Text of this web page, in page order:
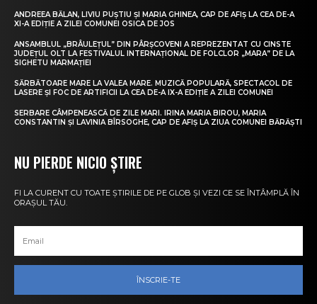
ANDREEA BĂLAN, LIVIU PUȘTIU ȘI MARIA GHINEA, CAP DE AFIȘ LA CEA DE-A
XI-A EDIȚIE A ZILEI COMUNEI OSICA DE JOS
ANSAMBLUL „BRÂULEȚUL” DIN PÂRȘCOVENI A REPREZENTAT CU CINSTE
JUDEȚUL OLT LA FESTIVALUL INTERNAȚIONAL DE FOLCLOR „MARA” DE LA
SIGHETU MARMAȚIEI
SĂRBĂTOARE MARE LA VALEA MARE. MUZICĂ POPULARĂ, SPECTACOL DE
LASERE ȘI FOC DE ARTIFICII LA CEA DE-A IX-A EDIȚIE A ZILEI COMUNEI
SERBARE CÂMPENEASCĂ DE ZILE MARI. IRINA MARIA BIROU, MARIA
CONSTANTIN ȘI LAVINIA BÎRSOGHE, CAP DE AFIȘ LA ZIUA COMUNEI BĂRĂȘTI
NU PIERDE NICIO ȘTIRE
FI LA CURENT CU TOATE ȘTIRILE DE PE GLOB ȘI VEZI CE SE ÎNTÂMPLĂ ÎN
ORAȘUL TĂU.
ÎNSCRIE-TE